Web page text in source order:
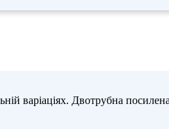
варіаціях. Двотрубна